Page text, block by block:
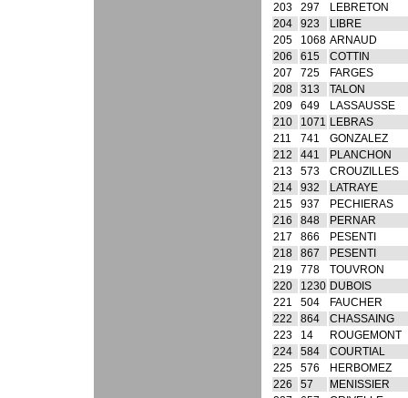
203
297
LEBRETON
204
923
LIBRE
205
1068 ARNAUD
206
615
COTTIN
207
725
FARGES
208
313
TALON
209
649
LASSAUSSE
210
1071 LEBRAS
211
741
GONZALEZ
212
441
PLANCHON
213
573
CROUZILLES
214
932
LATRAYE
215
937
PECHIERAS
216
848
PERNAR
217
866
PESENTI
218
867
PESENTI
219
778
TOUVRON
220
1230 DUBOIS
221
504
FAUCHER
222
864
CHASSAING
223
14
ROUGEMONT
224
584
COURTIAL
225
576
HERBOMEZ
226
57
MENISSIER